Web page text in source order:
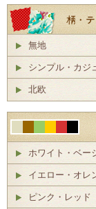
無地
シンプル・カジ
北欧
ホワイト・ベー
イエロー・オレ
ピンク・レッド